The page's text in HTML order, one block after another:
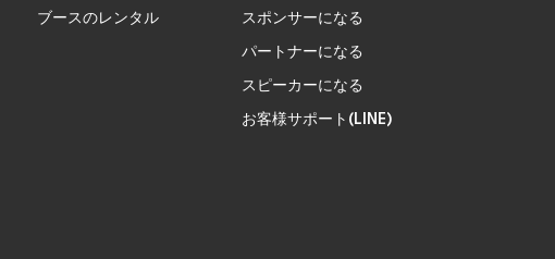
ブースのレンタル
スポンサーになる
パートナーになる
スピーカーになる
お客様サポート(LINE)